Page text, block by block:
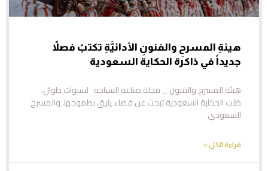
هيئةِ المسرحِ والفنونِ الأدائيَّةِ تكتبُ فصلاً
جديداً في ذاكرة الحكاية السعودية
هيئة المسرح والفنون _ مجلة صناعة السياحة لسنوات طوال،
ظلت الحكاية السعودية تبحث عن فضاء يليق بطموحها، والمسرح
السعودي
قراءة الكل »